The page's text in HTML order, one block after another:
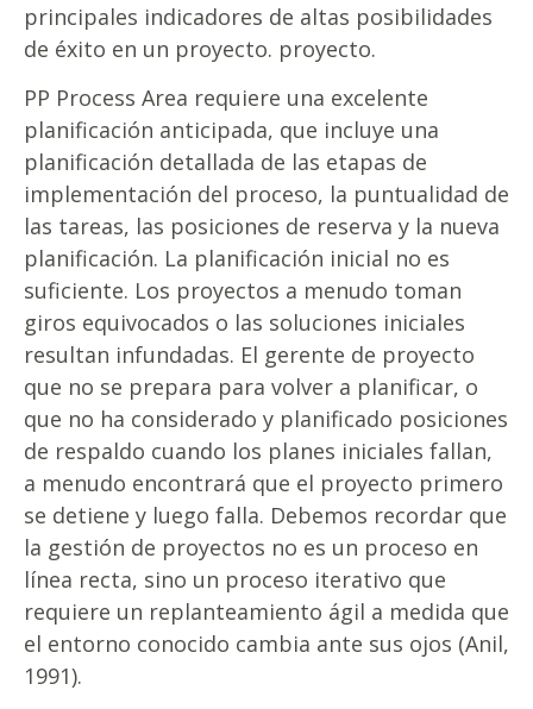
principales indicadores de altas posibilidades
de éxito en un proyecto. proyecto.
PP Process Area requiere una excelente
planificación anticipada, que incluye una
planificación detallada de las etapas de
implementación del proceso, la puntualidad de
las tareas, las posiciones de reserva y la nueva
planificación. La planificación inicial no es
suficiente. Los proyectos a menudo toman
giros equivocados o las soluciones iniciales
resultan infundadas. El gerente de proyecto
que no se prepara para volver a planificar, o
que no ha considerado y planificado posiciones
de respaldo cuando los planes iniciales fallan,
a menudo encontrará que el proyecto primero
se detiene y luego falla. Debemos recordar que
la gestión de proyectos no es un proceso en
línea recta, sino un proceso iterativo que
requiere un replanteamiento ágil a medida que
el entorno conocido cambia ante sus ojos (Anil,
1991).